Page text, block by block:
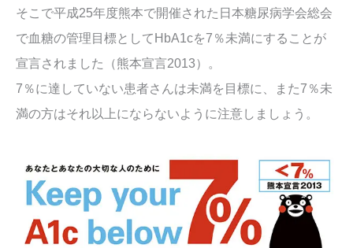
そこで平成25年度熊本で開催された日本糖尿病学会総会
で血糖の管理目標としてHbA1cを7％未満にすることが
宣言されました（熊本宣言2013）。
7％に達していない患者さんは未満を目標に、また7％未
満の方はそれ以上にならないように注意しましょう。